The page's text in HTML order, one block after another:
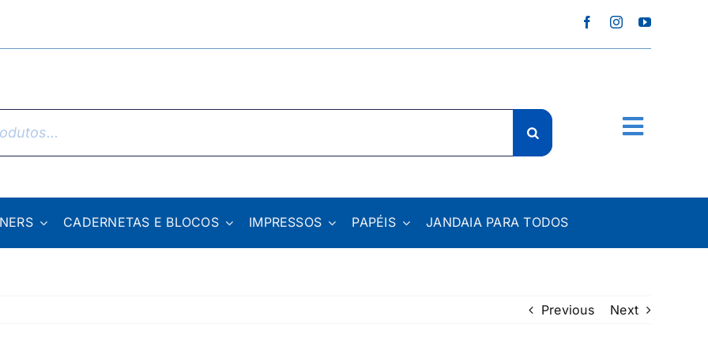
CADERNETAS E BLOCOS IMPRESSOS PAPÉIS JANDAIA PARA TODOS
Previous Next